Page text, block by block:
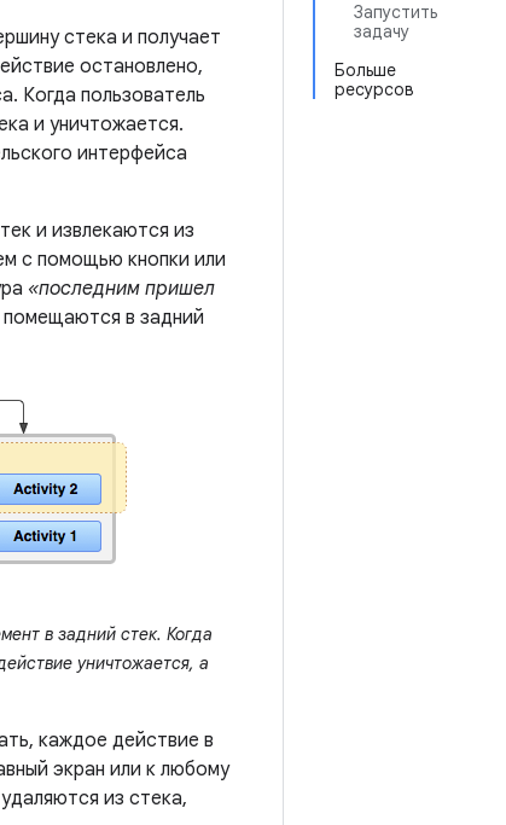
Запустить
задачу
Больше
ресурсов
стека и получает
остановлено,
Когда пользователь
и уничтожается.
интерфейса
и извлекаются из
с помощью кнопки или
«последним пришел
помещаются в задний
в задний стек. Когда
уничтожается, а
каждое действие в
экран или к любому
из стека,